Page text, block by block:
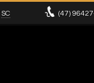
SC (47)